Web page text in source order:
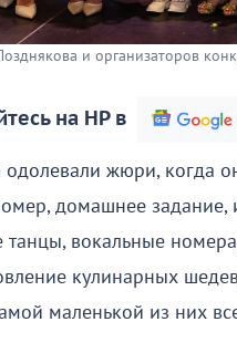
и организаторов
на НР в
жюри, когда
домашнее задание,
вокальные
кулинарных
маленькой из них